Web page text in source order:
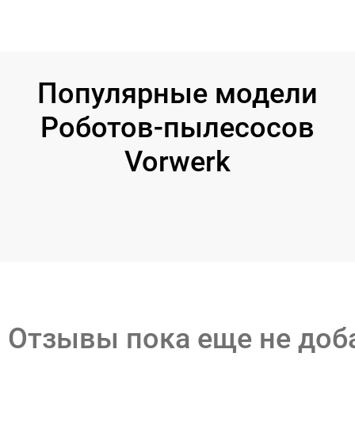
Популярные модели
Роботов-пылесосов
Vorwerk
Отзывы пока еще не